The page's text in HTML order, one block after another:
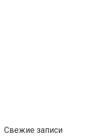
Свежие записи